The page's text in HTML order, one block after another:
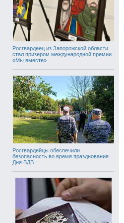
Росгвардеец из Запорожской области
стал призером международной премии
«Мы вместе»
Росгвардейцы обеспечили
безопасность во время празднования
Дня ВДВ